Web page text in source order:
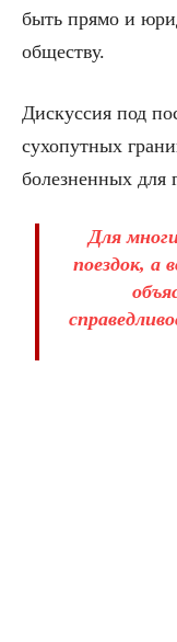
быть прямо и
обществу.
Дискуссия под
сухопутных
болезненных для
Для
поездок, а